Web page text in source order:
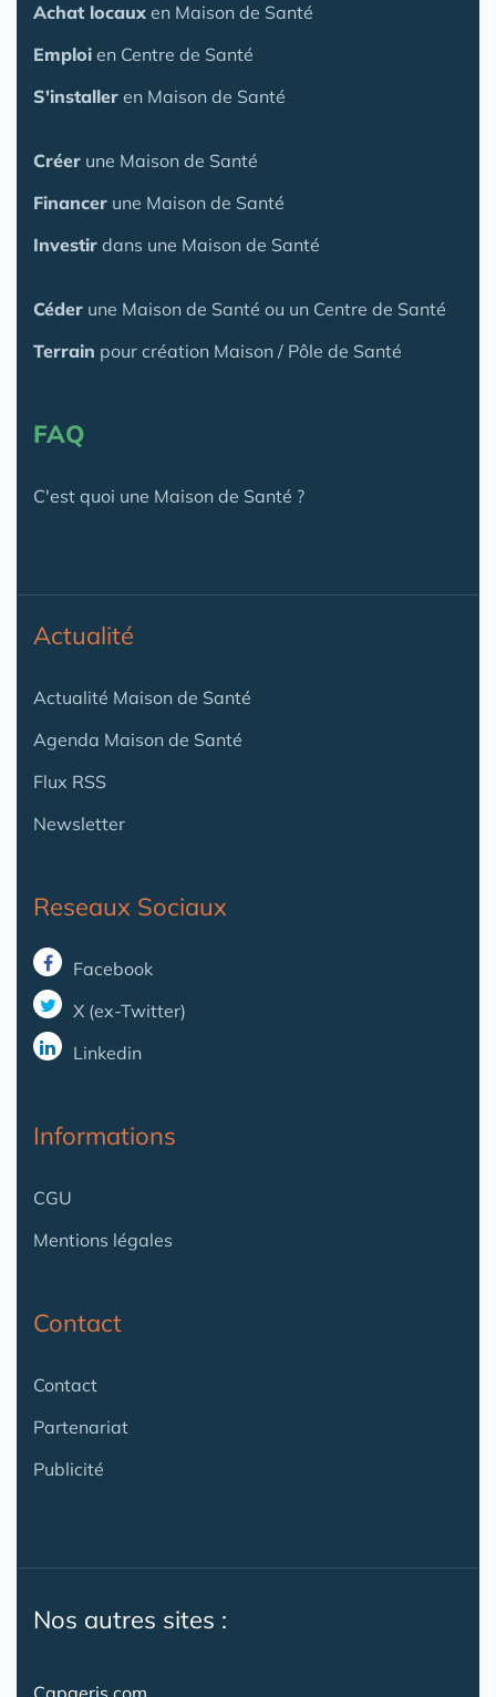
Achat locaux en Maison de Santé
Emploi en Centre de Santé
S'installer en Maison de Santé
Créer une Maison de Santé
Financer une Maison de Santé
Investir dans une Maison de Santé
Céder une Maison de Santé ou un Centre de Santé
Terrain pour création Maison / Pôle de Santé
FAQ
C'est quoi une Maison de Santé ?
Actualité
Actualité Maison de Santé
Agenda Maison de Santé
Flux RSS
Newsletter
Reseaux Sociaux
Facebook
X (ex-Twitter)
Linkedin
Informations
CGU
Mentions légales
Contact
Contact
Partenariat
Publicité
Nos autres sites :